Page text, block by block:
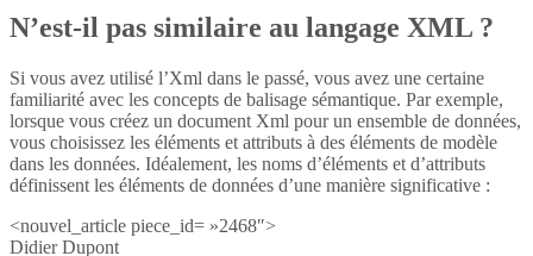
N’est-il pas similaire au langage XML ?
Si vous avez utilisé l’Xml dans le passé, vous avez une certaine
familiarité avec les concepts de balisage sémantique. Par exemple,
lorsque vous créez un document Xml pour un ensemble de données,
vous choisissez les éléments et attributs à des éléments de modèle
dans les données. Idéalement, les noms d’éléments et d’attributs
définissent les éléments de données d’une manière significative :
<nouvel_article piece_id= »2468″>
Didier Dupont